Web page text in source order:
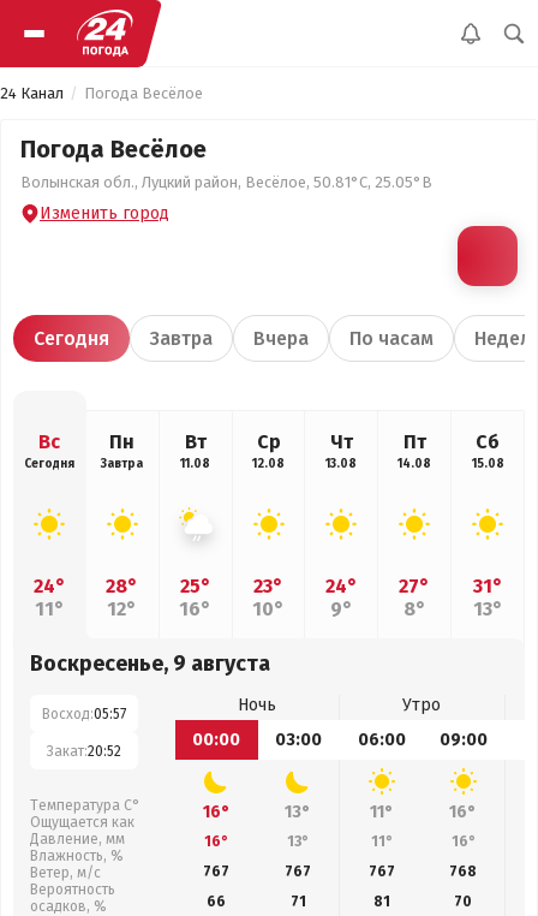
24 Канал Погода Весёлое
Погода Весёлое
Волынская обл., Луцкий район, Весёлое, 50.81°С, 25.05°В
Изменить город
Сегодня Завтра Вчера По часам
Вс
Сегодня
24°
11°
Пн
Завтра
28°
12°
Вт
11.08
25°
16°
Ср
12.08
23°
10°
Чт
13.08
24°
9°
Пт
14.08
27°
8°
Сб
15.08
31°
13°
Воскресенье, 9 августа
Восход:05:57
Закат:20:52
Температура С°
Ощущается как
Давление, мм
Влажность, %
Ветер, м/с
Вероятность
осадков, %
Ночь
Утро
00:00
03:00 06:00 09:00
16° 13° 11° 16°
16° 13° 11° 16°
767
767 767 768
66
71 81
70